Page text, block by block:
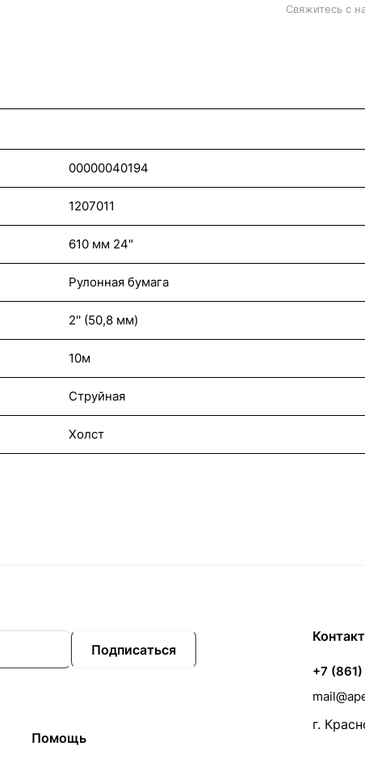
Свяжитесь с
00000040194
1207011
610 мм 24"
Рулонная бумага
2'' (50,8 мм)
10м
Струйная
Холст
Подписаться
Помощь
+7
г.